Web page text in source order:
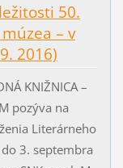
50.
– v
2016)
KNIŽNICA –
pozýva na
Literárneho
do 3. septembra